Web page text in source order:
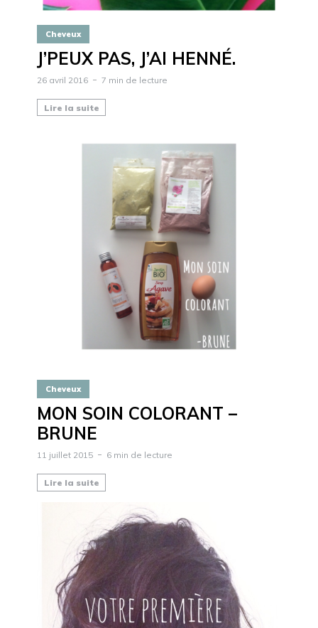
Cheveux
J’PEUX PAS, J’AI HENNÉ.
26 avril 2016 7 min de lecture
Lire la suite
Cheveux
MON SOIN COLORANT –
BRUNE
11 juillet 2015 6 min de lecture
Lire la suite